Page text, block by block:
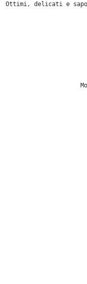
Ottimi, delicati e